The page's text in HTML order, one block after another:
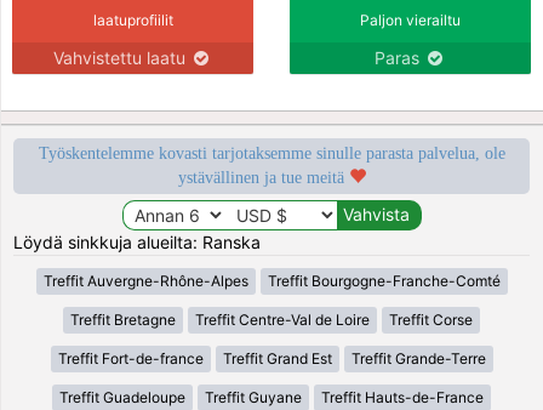
laatuprofiilit
Vahvistettu laatu
Paljon vierailtu
Paras
Työskentelemme kovasti tarjotaksemme sinulle parasta palvelua, ole
ystävällinen ja tue meitä
Löydä sinkkuja alueilta: Ranska
Treffit Auvergne-Rhône-Alpes Treffit Bourgogne-Franche-Comté
Treffit Bretagne Treffit Centre-Val de Loire Treffit Corse
Treffit Fort-de-france Treffit Grand Est Treffit Grande-Terre
Treffit Guadeloupe Treffit Guyane Treffit Hauts-de-France